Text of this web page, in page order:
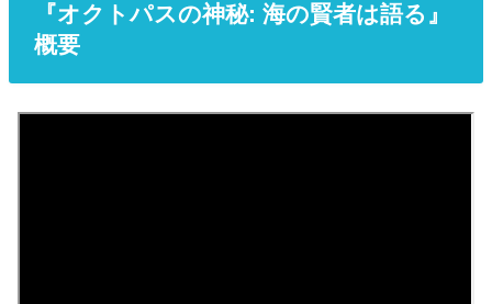
『オクトパスの神秘: 海の賢者は語る』
概要